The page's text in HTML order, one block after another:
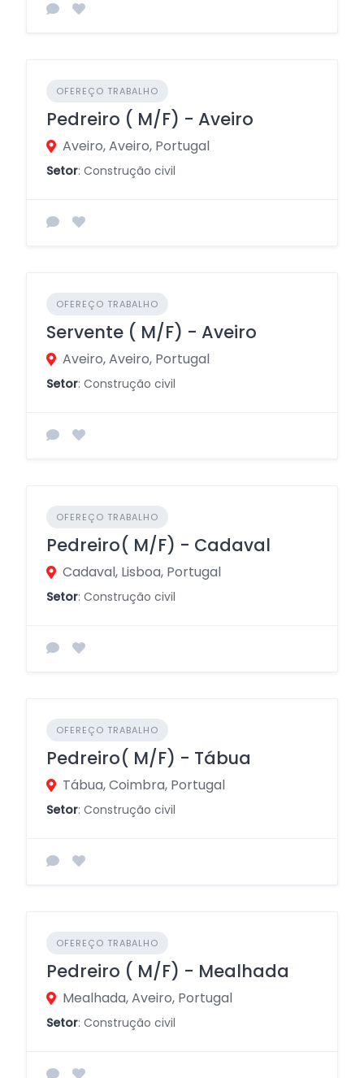
OFEREÇO TRABALHO
Pedreiro ( M/F) - Aveiro
Aveiro, Aveiro, Portugal
Setor: Construção civil
OFEREÇO TRABALHO
Servente ( M/F) - Aveiro
Aveiro, Aveiro, Portugal
Setor: Construção civil
OFEREÇO TRABALHO
Pedreiro( M/F) - Cadaval
Cadaval, Lisboa, Portugal
Setor: Construção civil
OFEREÇO TRABALHO
Pedreiro( M/F) - Tábua
Tábua, Coimbra, Portugal
Setor: Construção civil
OFEREÇO TRABALHO
Pedreiro ( M/F) - Mealhada
Mealhada, Aveiro, Portugal
Setor: Construção civil